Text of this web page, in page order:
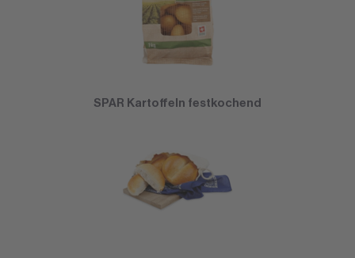
SPAR Kartoffeln festkochend